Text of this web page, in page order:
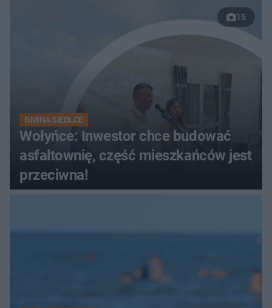
15
GMINA SIEDLCE
Wołyńce: Inwestor chce budować
asfaltownię, część mieszkańców jest
przeciwna!